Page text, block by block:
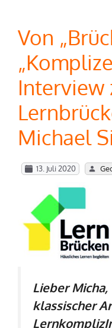
Von
Interview
Michael
13. Juli 2020
Lieber
klassischer